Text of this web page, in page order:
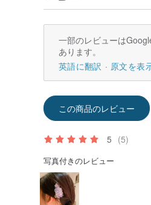
一部のレビューは
あります。
英語に翻訳
原文を表
この商品のレビュー
5 (5)
写真付きのレビュー